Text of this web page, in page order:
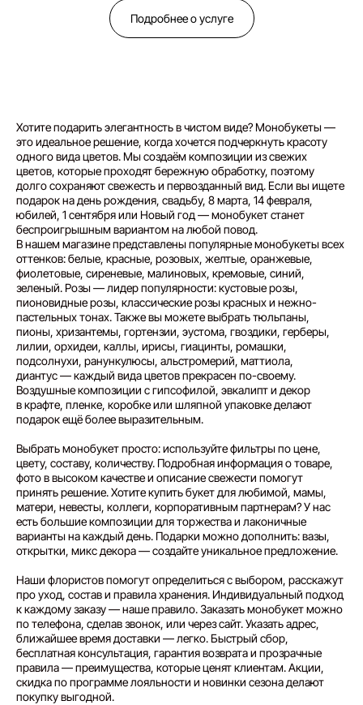
Подробнее о услуге
Хотите подарить элегантность в чистом виде? Монобукеты —
это идеальное решение, когда хочется подчеркнуть красоту
одного вида цветов. Мы создаём композиции из свежих
цветов, которые проходят бережную обработку, поэтому
долго сохраняют свежесть и первозданный вид. Если вы ищете
подарок на день рождения, свадьбу, 8 марта, 14 февраля,
юбилей, 1 сентября или Новый год — монобукет станет
беспроигрышным вариантом на любой повод.
В нашем магазине представлены популярные монобукеты всех
оттенков: белые, красные, розовых, желтые, оранжевые,
фиолетовые, сиреневые, малиновых, кремовые, синий,
зеленый. Розы — лидер популярности: кустовые розы,
пионовидные розы, классические розы красных и нежно-
пастельных тонах. Также вы можете выбрать тюльпаны,
пионы, хризантемы, гортензии, эустома, гвоздики, герберы,
лилии, орхидеи, каллы, ирисы, гиацинты, ромашки,
подсолнухи, ранункулюсы, альстромерий, маттиола,
диантус — каждый вида цветов прекрасен по-своему.
Воздушные композиции с гипсофилой, эвкалипт и декор
в крафте, пленке, коробке или шляпной упаковке делают
подарок ещё более выразительным.
Выбрать монобукет просто: используйте фильтры по цене,
цвету, составу, количеству. Подробная информация о товаре,
фото в высоком качестве и описание свежести помогут
принять решение. Хотите купить букет для любимой, мамы,
матери, невесты, коллеги, корпоративным партнерам? У нас
есть большие композиции для торжества и лаконичные
варианты на каждый день. Подарки можно дополнить: вазы,
открытки, микс декора — создайте уникальное предложение.
Наши флористов помогут определиться с выбором, расскажут
про уход, состав и правила хранения. Индивидуальный подход
к каждому заказу — наше правило. Заказать монобукет можно
по телефона, сделав звонок, или через сайт. Указать адрес,
ближайшее время доставки — легко. Быстрый сбор,
бесплатная консультация, гарантия возврата и прозрачные
правила — преимущества, которые ценят клиентам. Акции,
скидка по программе лояльности и новинки сезона делают
покупку выгодной.
Разработка сайта
Политика конфиденциальности
ИП Сидорова Ирина Юрьевна